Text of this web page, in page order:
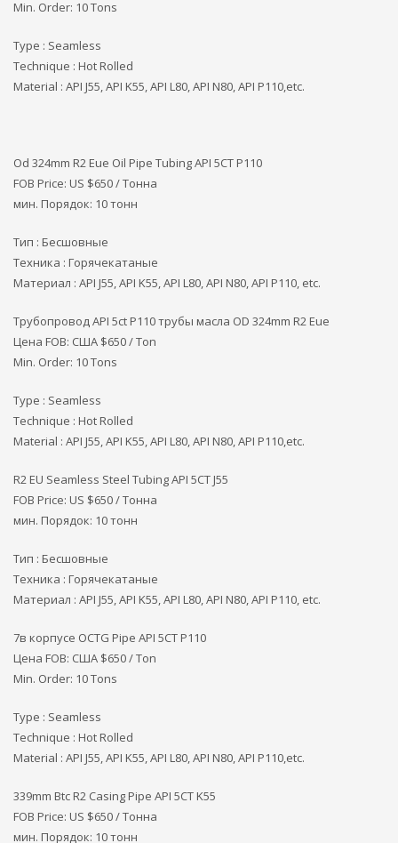
Min. Order: 10 Tons
Type : Seamless
Technique : Hot Rolled
Material : API J55, API K55, API L80, API N80, API P110,etc.
Od 324mm R2 Eue Oil Pipe Tubing API 5CT P110
FOB Price: US $650 / Тонна
мин. Порядок: 10 тонн
Тип : Бесшовные
Техника : Горячекатаные
Материал : API J55, API K55, API L80, API N80, API P110, etc.
Трубопровод API 5ct P110 трубы масла OD 324mm R2 Eue
Цена FOB: США $650 / Ton
Min. Order: 10 Tons
Type : Seamless
Technique : Hot Rolled
Material : API J55, API K55, API L80, API N80, API P110,etc.
R2 EU Seamless Steel Tubing API 5CT J55
FOB Price: US $650 / Тонна
мин. Порядок: 10 тонн
Тип : Бесшовные
Техника : Горячекатаные
Материал : API J55, API K55, API L80, API N80, API P110, etc.
7в корпусе OCTG Pipe API 5CT P110
Цена FOB: США $650 / Ton
Min. Order: 10 Tons
Type : Seamless
Technique : Hot Rolled
Material : API J55, API K55, API L80, API N80, API P110,etc.
339mm Btc R2 Casing Pipe API 5CT K55
FOB Price: US $650 / Тонна
мин. Порядок: 10 тонн